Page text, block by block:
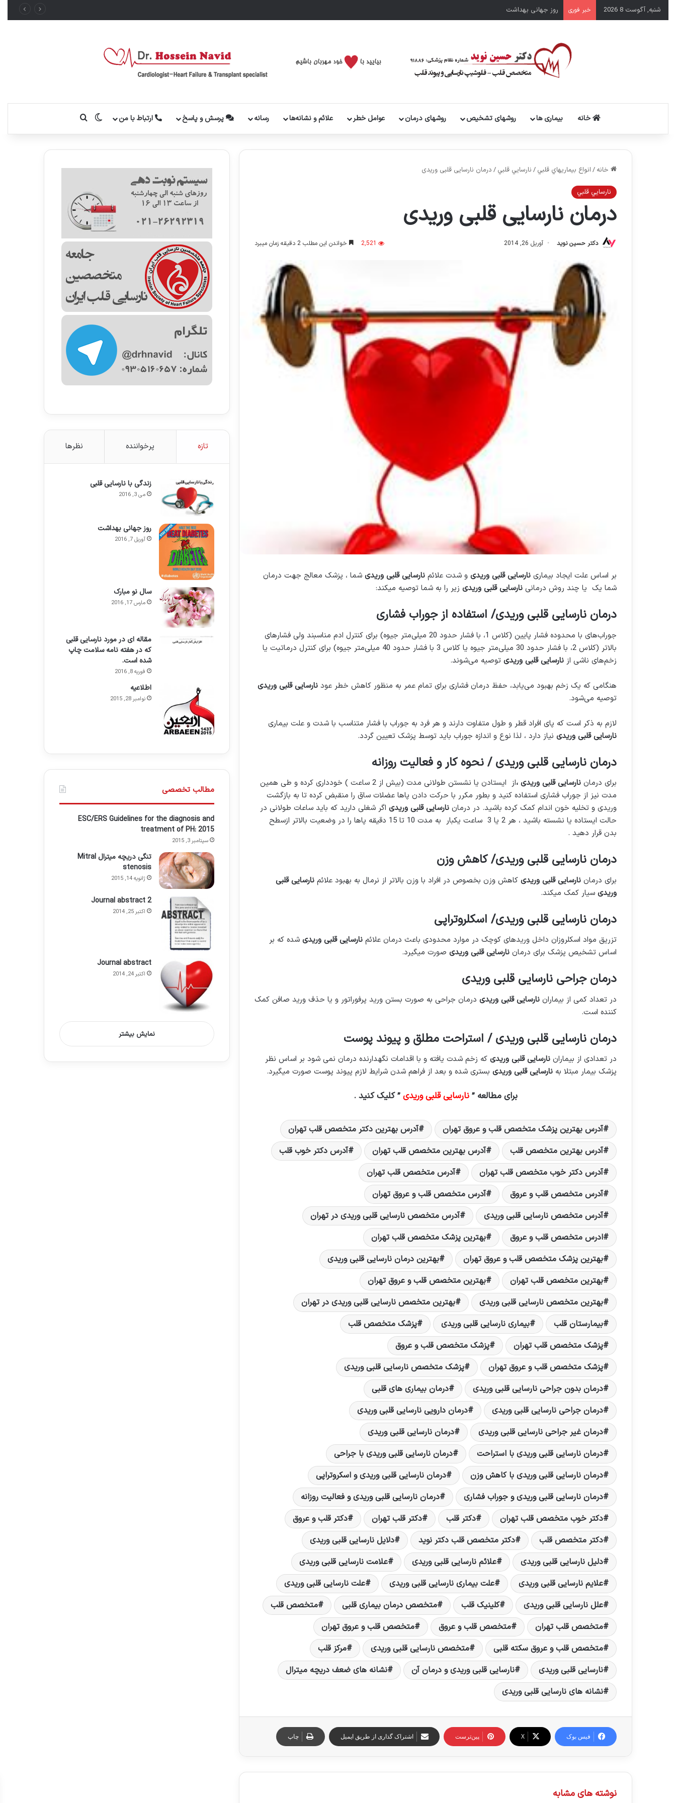
شنبه, آگوست 8 2026 خبر فوری روز جهانی بهداشت
خانه بیماری ها روشهای تشخیص روشهای درمان عوامل خطر علائم و نشانه‌ها رسانه پرسش و پاسخ ارتباط با من تغییر پوسته
خانه / انواع بيماريهاي قلبي / نارسايي قلبي / درمان نارسایی قلبی وریدی
نارسايي قلبي
درمان نارسایی قلبی وریدی
دکتر حسین نوید آوریل 26, 2014 2,521 خواندن این مطلب 2 دقیقه زمان میبرد
بر اساس علت ایجاد بیماری نارسایی قلبی وریدی و شدت علائم نارسایی قلبی وریدی شما ، پزشک معالج جهت درمان
شما یک یا چند روش درمانی نارسایی قلبی وریدی زیر را به شما توصیه میکند:
درمان نارسایی قلبی وریدی/ استفاده از جوراب فشاری
جوراب‌های با محدوده فشار پایین (کلاس 1، با فشار حدود 20 میلی‌متر جیوه) برای کنترل ادم مناسبند ولی فشارهای
بالاتر (کلاس 2، ‌با فشار حدود 30 میلی‌متر جیوه یا کلاس 3 با فشار حدود 40 میلی‌متر جیوه) برای کنترل درماتیت یا
زخم‌های ناشی از نارسایی قلبی وریدی توصیه می‌شوند.
هنگامی که یک زخم بهبود می‌یابد، حفظ درمان فشاری برای تمام عمر به منظور کاهش خطر عود نارسایی قلبی وریدی
توصیه می‌شود.
لازم به ذکر است که پای افراد قطر و طول متفاوت دارند و هر فرد به جوراب با فشار متناسب با شدت و علت بیماری
نارسایی قلبی وریدی نیاز دارد ، لذا نوع و اندازه جوراب باید توسط پزشک تعیین گردد.
درمان نارسایی قلبی وریدی / نحوه کار و فعالیت روزانه
برای درمان نارسایی قلبی وریدی ،
از ایستادن یا نشستن طولانی مدت (بیش از 2 ساعت ) خودداری کرده و طی همین
مدت نیز از جوراب فشاری استفاده کنید و بطور مکرر با حرکت دادن پاها عضلات ساق را منقبض کرده تا به بازگشت
وریدی و تخلیه خون اندام کمک کرده باشید. در درمان نارسایی قلبی وریدی اگر شغلی دارید که باید ساعات طولانی در
حالت ایستاده یا نشسته باشید ، هر 2 یا 3 ساعت یکبار به مدت 10 تا 15 دقیقه پاها را در وضعیت بالاتر ازسطح
بدن قرار دهید .
درمان نارسایی قلبی وریدی/ کاهش وزن
برای درمان نارسایی قلبی وریدی کاهش وزن بخصوص در افراد با وزن بالاتر از نرمال به بهبود علائم نارسایی قلبی
وریدی سیار کمک میکند.
درمان نارسایی قلبی وریدی/ اسکلروتراپی
تزریق مواد اسکلروزان داخل وریدهای کوچک در موارد محدودی باعث درمان علائم نارسایی قلبی وریدی شده که بر
اساس تشخیص پزشک برای درمان نارسایی قلبی وریدی صورت میگیرد.
درمان جراحی نارسایی قلبی وریدی
در تعداد کمی از بیماران نارسایی قلبی وریدی درمان جراحی به صورت بستن ورید پرفوراتور و یا حذف ورید صافن کمک
کننده است.
درمان نارسایی قلبی وریدی / استراحت مطلق و پیوند پوست
در تعدادی از بیماران نارسایی قلبی وریدی که زخم شدت یافته و با اقدامات نگهدارنده درمان نمی شود بر اساس نظر
پزشک بیمار مبتلا به نارسایی قلبی وریدی بستری شده و بعد از فراهم شدن شرایط لازم پیوند پوست صورت میگیرد.
برای مطالعه ”نارسایی قلبی وریدی” کلیک کنید .
آدرس بهترین پزشک متخصص قلب و عروق تهران
آدرس بهترین دکتر متخصص قلب تهران
آدرس بهترین متخصص قلب
آدرس بهترین متخصص قلب تهران
آدرس دکتر خوب قلب
آدرس دکتر خوب متخصص قلب تهران
آدرس متخصص قلب تهران
آدرس متخصص قلب و عروق
آدرس متخصص قلب و عروق تهران
آدرس متخصص نارسایی قلبی وریدی
آدرس متخصص نارسایی قلبی وریدی در تهران
ادرس متخصص قلب و عروق
بهترین پزشک متخصص قلب تهران
بهترین پزشک متخصص قلب و عروق تهران
بهترین درمان نارسایی قلبی وریدی
بهترین متخصص قلب تهران
بهترین متخصص قلب و عروق تهران
بهترین متخصص نارسایی قلبی وریدی
بهترین متخصص نارسایی قلبی وریدی در تهران
بیمارستان قلب
بیماری نارسایی قلبی وریدی
پزشک متخصص قلب
پزشک متخصص قلب تهران
پزشک متخصص قلب و عروق
پزشک متخصص قلب و عروق تهران
پزشک متخصص نارسایی قلبی وریدی
درمان بدون جراحی نارسایی قلبی وریدی
درمان بیماری های قلبی
درمان جراحی نارسایی قلبی وریدی
درمان دارویی نارسایی قلبی وریدی
درمان غیر جراحی نارسایی قلبی وریدی
درمان نارسایی قلبی وریدی
درمان نارسایی قلبی وریدی با استراحت
درمان نارسایی قلبی وریدی با جراحی
درمان نارسایی قلبی وریدی با کاهش وزن
درمان نارسایی قلبی وریدی و اسکروتراپی
درمان نارسایی قلبی وریدی و جوراب فشاری
درمان نارسایی قلبی وریدی و فعالیت روزانه
دکتر خوب متخصص قلب تهران
دکتر قلب دکتر قلب تهران
دکتر قلب و عروق
دکتر متخصص قلب
دکتر متخصص قلب دکتر نوید
دلایل نارسایی قلبی وریدی
دلیل نارسایی قلبی وریدی
علائم نارسایی قلبی وریدی
علامت نارسایی قلبی وریدی
علایم نارسایی قلبی وریدی
علت بیماری نارسایی قلبی وریدی
علت نارسایی قلبی وریدی
علل نارسایی قلبی وریدی
کلینیک قلب متخصص درمان بیماری قلبی
متخصص قلب
متخصص قلب تهران
متخصص قلب و عروق
متخصص قلب و عروق تهران
متخصص قلب و عروق سکته قلبی
متخصص نارسایی قلبی وریدی
مرکز قلب
نارسایی قلبی وریدی
نارسایی قلبی وریدی و درمان آن
نشانه های ضعف دریچه میترال
نشانه های نارسایی قلبی وریدی
فیس بوک X ‫پین‌ترست اشتراک گذاری از طریق ایمیل چاپ
نوشته های مشابه
تازه پرخواننده نظرها
زندگی با نارسایی قلبی
می 3, 2016
روز جهانی بهداشت
آوریل 7, 2016
سال نو مبارک
مارس 17, 2016
مقاله ای در مورد نارسایی قلبی
که در هفته نامه سلامت چاپ
شده است.
فوریه 8, 2016
اطلاعيه
نوامبر 28, 2015
مطالب تخصصی
ESC/ERS Guidelines for the diagnosis and
treatment of PH: 2015
سپتامبر 3, 2015
تنگی دریچه میترال Mitral
stenosis
ژانویه 14, 2015
Journal abstract 2
اکتبر 25, 2014
Journal abstract
اکتبر 24, 2014
نمایش بیشتر